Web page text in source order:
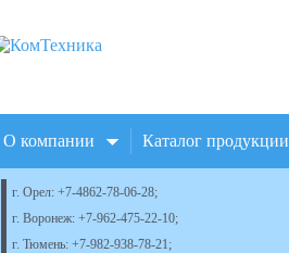
О компании Каталог продукции
г. Орел: +7-4862-78-06-28;
г. Воронеж: +7-962-475-22-10;
г. Тюмень: +7-982-938-78-21;